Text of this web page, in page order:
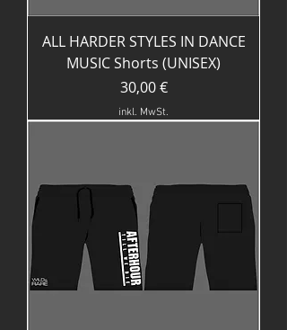
ALL HARDER STYLES IN DANCE
MUSIC Shorts (UNISEX)
Preis
30,00 €
inkl. MwSt.